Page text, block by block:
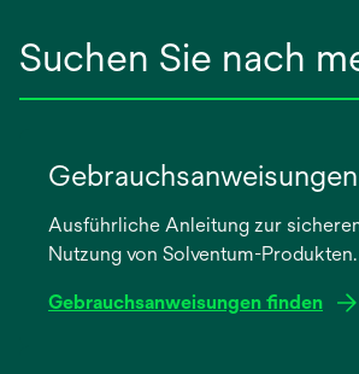
Suchen Sie nach
Gebrauchsanweisungen
Ausführliche Anleitung zur
Nutzung von Solventum-Produkten.
Gebrauchsanweisungen finden